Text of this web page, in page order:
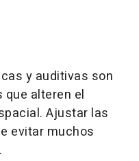
y auditivas son
alteren el
Ajustar las
evitar muchos